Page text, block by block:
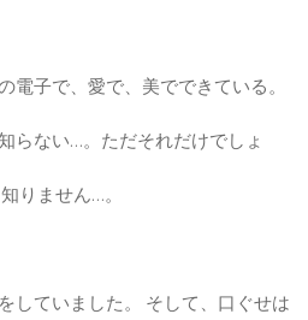
電子で、愛で、美でできている。
らない…。ただそれだけでしょ
りません…。
していました。 そして、口ぐせは